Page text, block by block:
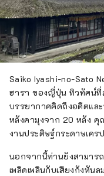
Saiko Iyashi-no-Sato
ฮารา ของญี่ปุ่น ทิวทัศน์ที่
บรรยากาศคิดถึงอดีตแล
หลังคามุงจาก 20 หลัง
งานประดิษฐ์กระดาษเค
นอกจากนี้ท่านยังสามาร
เพลิดเพลินกับเสียงกังหัน